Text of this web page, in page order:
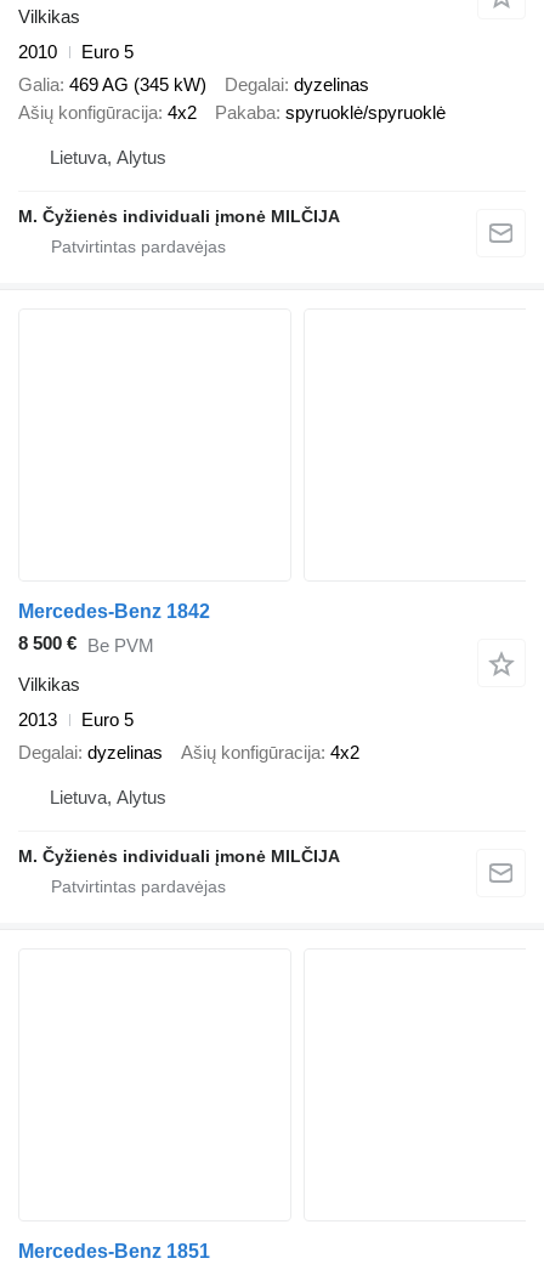
Vilkikas
2010
Euro 5
Galia 469 AG (345 kW) Degalai dyzelinas
Ašių konfigūracija 4x2 Pakaba spyruoklė/spyruoklė
Lietuva, Alytus
M. Čyžienės individuali įmonė MILČIJA
Mercedes-Benz 1842
8 500 € Be PVM
Vilkikas
2013
Euro 5
Degalai dyzelinas Ašių konfigūracija 4x2
Lietuva, Alytus
M. Čyžienės individuali įmonė MILČIJA
Mercedes-Benz 1851